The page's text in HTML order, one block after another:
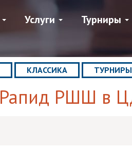
Услуги Турниры
КЛАССИКА
Рапид РШШ в